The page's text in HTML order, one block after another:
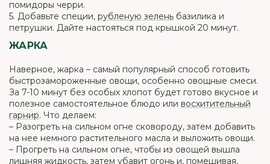
помидоры черри.
5. Добавьте специи, рубленую зелень базилика и
петрушки. Дайте настояться под крышкой 20 минут.
ЖАРКА
Наверное, жарка – самый популярный способ готовить
быстрозамороженные овощи, особенно овощные смеси.
За 7-10 минут без особых хлопот будет готово вкусное и
полезное самостоятельное блюдо или восхитительный
гарнир. Что делаем:
– Разогреть на сильном огне сковороду, затем добавить
на нее немного растительного масла и выложить овощи.
– Прогреть на сильном огне, чтобы из овощей вышла
лишняя жидкость, затем убавит огонь и, помешивая,